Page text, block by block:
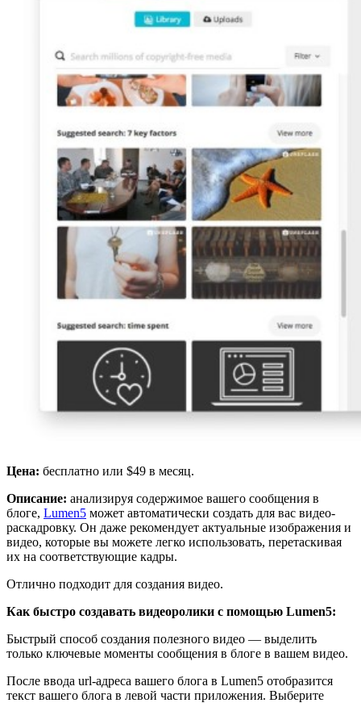
Цена: бесплатно или $49 в месяц.
Описание: анализируя содержимое вашего сообщения в
блоге, Lumen5 может автоматически создать для вас видео-
раскадровку. Он даже рекомендует актуальные изображения и
видео, которые вы можете легко использовать, перетаскивая
их на соответствующие кадры.
Отлично подходит для создания видео.
Как быстро создавать видеоролики с помощью Lumen5:
Быстрый способ создания полезного видео — выделить
только ключевые моменты сообщения в блоге в вашем видео.
После ввода url-адреса вашего блога в Lumen5 отобразится
текст вашего блога в левой части приложения. Выберите